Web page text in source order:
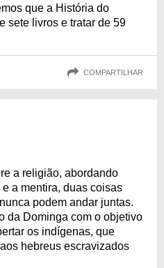
que a História do
sete livros e tratar de 59
COMPARTILHAR
a religião, abordando
a mentira, duas coisas
podem andar juntas.
da Dominga com o objetivo
os indígenas, que
hebreus escravizados